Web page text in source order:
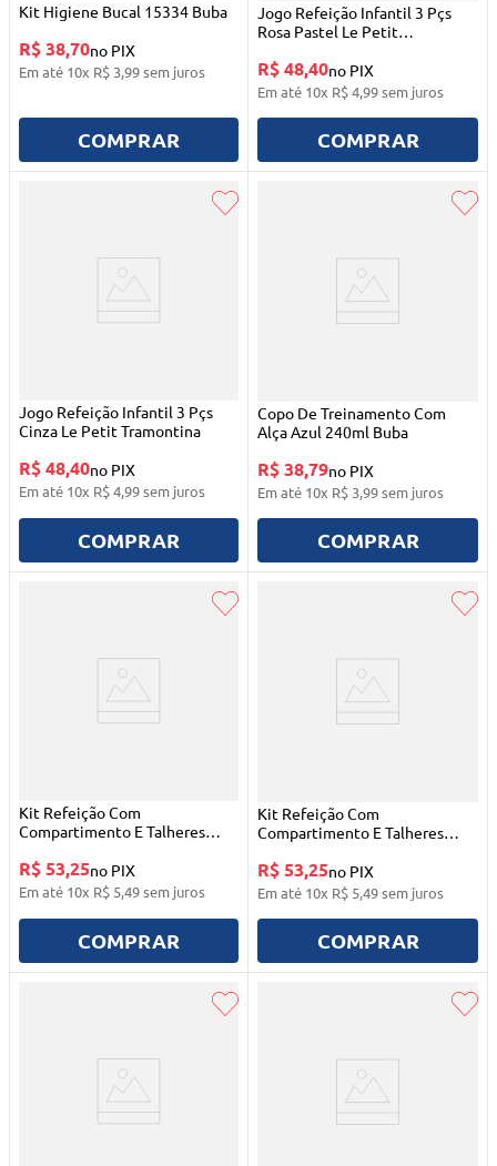
Kit Higiene Bucal 15334 Buba
R$ 38,70no PIX
Em até 10x R$ 3,99sem juros
COMPRAR
Jogo Refeição Infantil 3 Pçs
Rosa Pastel Le Petit
R$ 48,40no PIX
Em até 10x R$4,99sem juros
COMPRAR
Jogo Refeição Infantil 3 Pçs
Cinza Le Petit Tramontina
R$ 48,40no PIX
Em até 10x R$4,99sem juros
COMPRAR
Copo De Treinamento Com
Alça Azul 240ml Buba
R$ 38,79no PIX
Em até 10x R$ 3,99sem juros
COMPRAR
Kit Refeição Com
Compartimento E Talheres
R$ 53,25no PIX
Em até 10x R$ 5,49sem juros
COMPRAR
Kit Refeição Com
Compartimento E Talheres
R$ 53,25no PIX
Em até 10x R$ 5,49sem juros
COMPRAR